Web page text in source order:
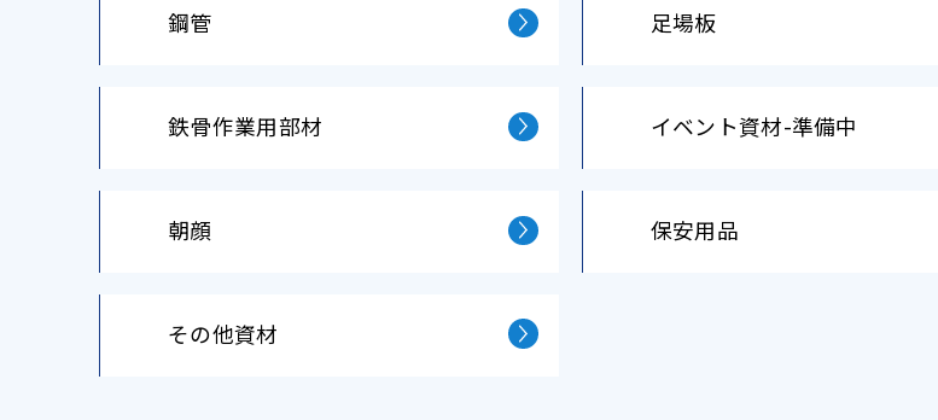
鋼管 ⾜場板
鉄⾻作業⽤部材 イベント資材-準備中
朝顔 保安⽤品
その他資材